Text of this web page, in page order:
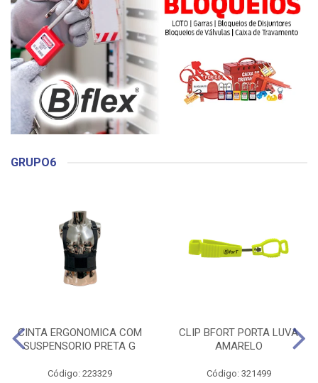
GRUPO6
CINTA ERGONOMICA COM
SUSPENSORIO PRETA G
Código: 223329
CLIP BFORT PORTA LUVA
AMARELO
Código: 321499